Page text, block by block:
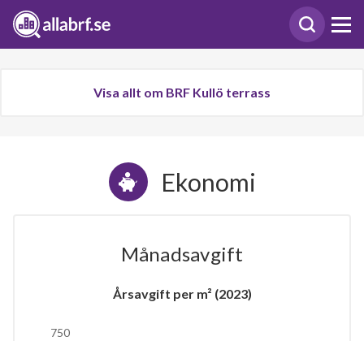
Visa allt om BRF Kullö terrass
Ekonomi
Månadsavgift
Årsavgift per m² (2023)
750